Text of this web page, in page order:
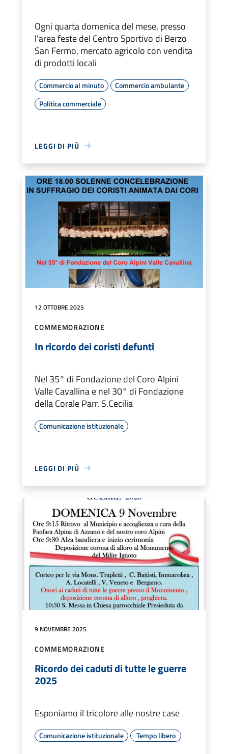
Ogni quarta domenica del mese, presso
l'area feste del Centro Sportivo di Berzo
San Fermo, mercato agricolo con vendita
di prodotti locali
Commercio al minuto
Commercio ambulante
Politica commerciale
LEGGI DI PIÙ
12 OTTOBRE 2025
COMMEMORAZIONE
In ricordo dei coristi defunti
Nel 35° di Fondazione del Coro Alpini
Valle Cavallina e nel 30° di Fondazione
della Corale Parr. S.Cecilia
Comunicazione istituzionale
LEGGI DI PIÙ
9 NOVEMBRE 2025
COMMEMORAZIONE
Ricordo dei caduti di tutte le guerre
2025
Esponiamo il tricolore alle nostre case
Comunicazione istituzionale Tempo libero